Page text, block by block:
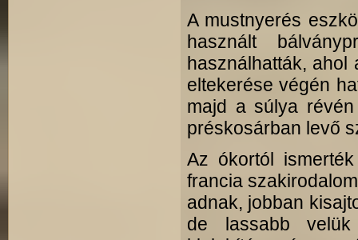
A mustnyerés
használt
használhatták, ahol
eltekerése végén
majd a súlya
préskosárban levő
Az ókortól
francia
adnak, jobban
de lassabb